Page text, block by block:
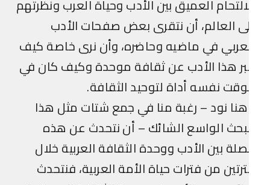
العميق بين الأدب وحياة العرب ونظرتهم
العالم، أن نتقرى بعض صفحات الأدب
في ماضيه وحاضره، وأن نرى خاصة كيف
هذا الأدب عن ثقافة موحدة وكيف كان في
نفسه أداة لتوحيد الثقافة.
نود – رغبة منا في جمع شتات مثل هذا
الواسع الشائك – أن نتحدث عن هذه
بين الأدب ووحدة الثقافة العربية خلال
من فترات حياة الأمة العربية، فنتحدث